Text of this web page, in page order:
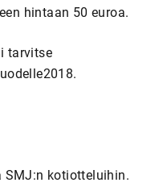
hintaan 50 euroa.
tarvitse
kotiotteluihin.